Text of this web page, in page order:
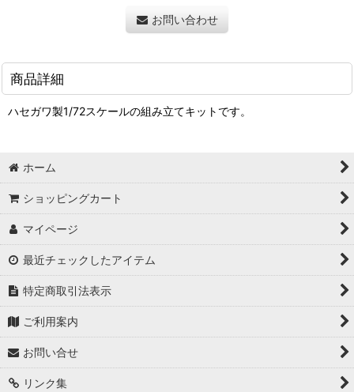
お問い合わせ
商品詳細
ハセガワ製1/72スケールの組み立てキットです。
ホーム
ショッピングカート
マイページ
最近チェックしたアイテム
特定商取引法表示
ご利用案内
お問い合せ
リンク集